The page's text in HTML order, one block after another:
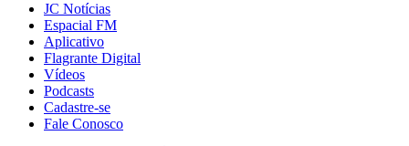
JC Notícias
Espacial FM
Aplicativo
Flagrante Digital
Vídeos
Podcasts
Cadastre-se
Fale Conosco